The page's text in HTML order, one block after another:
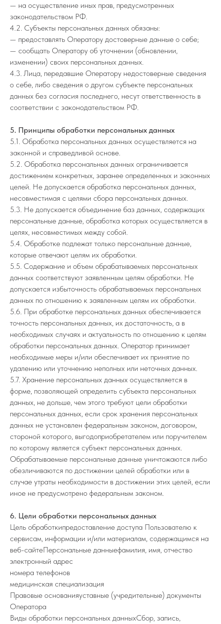
— на осуществление иных прав, предусмотренных
законодательством РФ.
4.2. Субъекты персональных данных обязаны:
— предоставлять Оператору достоверные данные о себе;
— сообщать Оператору об уточнении (обновлении,
изменении) своих персональных данных.
4.3. Лица, передавшие Оператору недостоверные сведения
о себе, либо сведения о другом субъекте персональных
данных без согласия последнего, несут ответственность в
соответствии с законодательством РФ.
5. Принципы обработки персональных данных
5.1. Обработка персональных данных осуществляется на
законной и справедливой основе.
5.2. Обработка персональных данных ограничивается
достижением конкретных, заранее определенных и законных
целей. Не допускается обработка персональных данных,
несовместимая с целями сбора персональных данных.
5.3. Не допускается объединение баз данных, содержащих
персональные данные, обработка которых осуществляется в
целях, несовместимых между собой.
5.4. Обработке подлежат только персональные данные,
которые отвечают целям их обработки.
5.5. Содержание и объем обрабатываемых персональных
данных соответствуют заявленным целям обработки. Не
допускается избыточность обрабатываемых персональных
данных по отношению к заявленным целям их обработки.
5.6. При обработке персональных данных обеспечивается
точность персональных данных, их достаточность, а в
необходимых случаях и актуальность по отношению к целям
обработки персональных данных. Оператор принимает
необходимые меры и/или обеспечивает их принятие по
удалению или уточнению неполных или неточных данных.
5.7. Хранение персональных данных осуществляется в
форме, позволяющей определить субъекта персональных
данных, не дольше, чем этого требуют цели обработки
персональных данных, если срок хранения персональных
данных не установлен федеральным законом, договором,
стороной которого, выгодоприобретателем или поручителем
по которому является субъект персональных данных.
Обрабатываемые персональные данные уничтожаются либо
обезличиваются по достижении целей обработки или в
случае утраты необходимости в достижении этих целей, если
иное не предусмотрено федеральным законом.
6. Цели обработки персональных данных
Цель обработкипредоставление доступа Пользователю к
сервисам, информации и/или материалам, содержащимся на
веб-сайтеПерсональные данныефамилия, имя, отчество
электронный адрес
номера телефонов
медицинская специализация
Правовые основанияуставные (учредительные) документы
Оператора
Виды обработки персональных данныхСбор, запись,